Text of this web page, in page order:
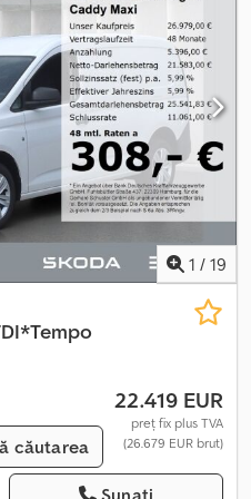
pasager * Indicator pentru
* Bord, confort * Pachet
Comutare automată a luminilor
Home, Leaving Home) *
de reducere a strălucirii *
* Oglindă exterioară convexă,
ale ușilor în culoarea
caroseriei, mânere ale
laterale în aspect
covor * Sistem de asistență la
(Multi Collision Brake) *
încărcare/pasage
1 / 19
22.419 EUR
preț fix plus TVA
(26.679 EUR brut)
căutarea